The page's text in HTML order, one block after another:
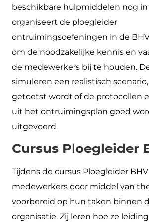
beschikbare hulpmiddelen nog in
organiseert de ploegleider
ontruimingsoefeningen in de
om de noodzakelijke kennis en
de medewerkers bij te houden.
simuleren een realistisch
getoetst wordt of de protocollen
uit het ontruimingsplan goed
uitgevoerd.
Cursus Ploegleider
Tijdens de cursus Ploegleider
medewerkers door middel van
voorbereid op hun taken binnen
organisatie. Zij leren hoe ze